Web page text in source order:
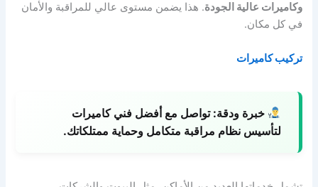
وكاميرات عالية الجودة. هذا يضمن مستوى عالي للمراقبة والأمان
في كل مكان.
تركيب كاميرات
خبرة ودقة: تواصل مع أفضل فني كاميرات
لتأسيس نظام مراقبة متكامل وحماية ممتلكاتك.